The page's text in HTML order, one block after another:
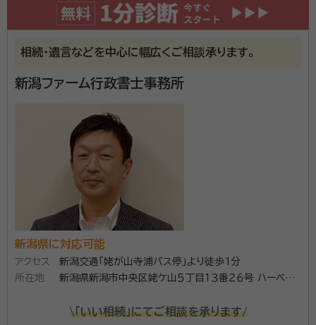
新潟県司法書士会、新潟県行政書士会
相続・遺言などを中心に幅広くご相談承ります。
新潟ファーム行政書士事務所
新潟県に対応可能
アクセス
新潟交通「姥が山寺浦バス停」より徒歩1分
所在地
新潟県新潟市中央区姥ケ山５丁目１３番２６号 ハーベシ
\「いい相続」にてご相談を承ります/